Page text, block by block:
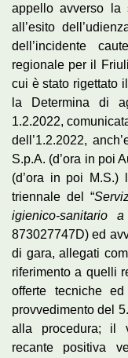
appello avverso la
all’esito
dell’incidente
regionale per il
cui è stato rigettato
la Determina di
1.2.2022,
dell’1.2.2022,
S.p.A. (d’ora in poi
(d’ora in poi M.S.)
triennale del “
igienico-sanitario
873027747D) ed
di gara, allegati
riferimento a quelli
offerte tecniche
provvedimento del
alla procedura; il
recante positiva